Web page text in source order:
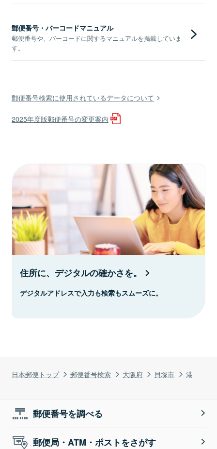
日本郵便トップ 郵便番号検索 大阪府 貝塚市 港
郵便番号・バーコードマニュアル
郵便番号や、バーコードに関するマニュアルを掲載していま
す。
郵便番号検索に使用されているデータについて
2025年度版郵便番号の変更案内
住所に、デジタルの確かさを。
デジタルアドレスで入力も検索もスムーズに。
郵便番号を調べる
郵便局・ATM・ポストをさがす